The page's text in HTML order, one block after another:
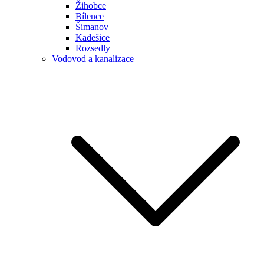
Žihobce
Bílence
Šimanov
Kadešice
Rozsedly
Vodovod a kanalizace